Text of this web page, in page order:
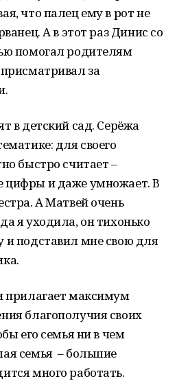
что палец ему в рот не
А в этот раз Динис со
помогал родителям
за
в детский сад. Серёжа
для своего
быстро считает –
цифры и даже умножает. В
А Матвей очень
я уходила, он тихонько
подставил мне свою для
прилагает максимум
благополучия своих
его семья ни в чем
семья – большие
много работать.